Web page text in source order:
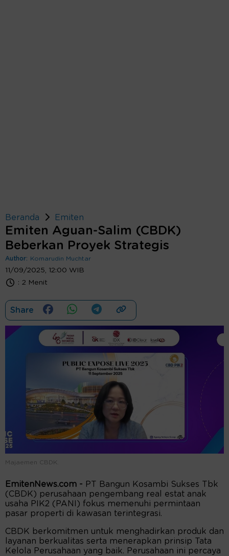
Beranda Emiten
Emiten Aguan-Salim (CBDK)
Beberkan Proyek Strategis
Author: Komarudin Muchtar
11/09/2025, 12:00 WIB
: 2 Menit
Share
Majaemen CBDK.
EmitenNews.com - PT Bangun Kosambi Sukses Tbk
(CBDK) perusahaan pengembang real estat anak
usaha PIK2 (PANI) fokus memenuhi permintaan
pasar properti di kawasan terintegrasi.
CBDK berkomitmen untuk menghadirkan produk dan
layanan berkualitas serta menerapkan prinsip Tata
Kelola Perusahaan yang baik. Perusahaan ini percaya